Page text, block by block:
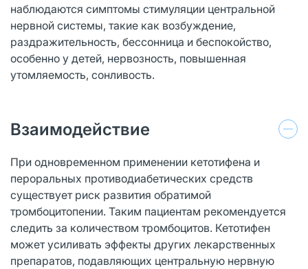
наблюдаются симптомы стимуляции центральной
нервной системы, такие как возбуждение,
раздражительность, бессонница и беспокойство,
особенно у детей, нервозность, повышенная
утомляемость, сонливость.
Взаимодействие
При одновременном применении кетотифена и
пероральных противодиабетических средств
существует риск развития обратимой
тромбоцитопении. Таким пациентам рекомендуется
следить за количеством тромбоцитов. Кетотифен
может усиливать эффекты других лекарственных
препаратов, подавляющих центральную нервную